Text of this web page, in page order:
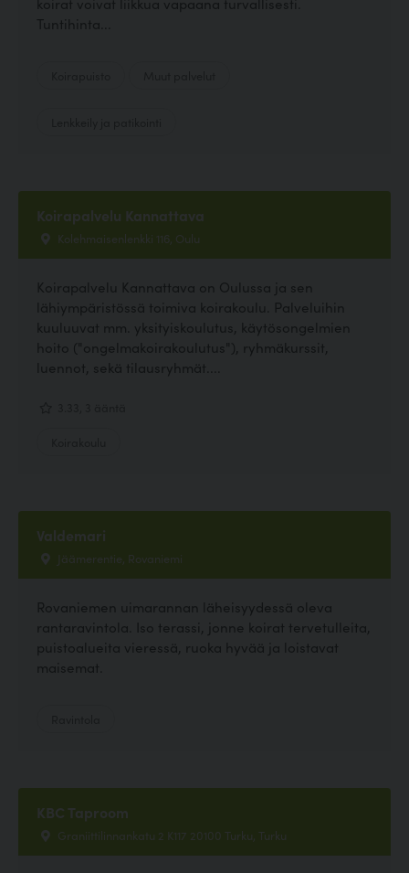
Tuntihinta...
Koirapalvelu Kannattava
Kolehmaisenlenkki 116, Oulu
Koirapalvelu Kannattava on Oulussa ja sen
lähiympäristössä toimiva koirakoulu. Palveluihin
kuuluuvat mm. yksityiskoulutus, käytösongelmien
hoito ("ongelmakoirakoulutus"), ryhmäkurssit,
luennot, sekä tilausryhmät....
Valdemari
Jäämerentie, Rovaniemi
Rovaniemen uimarannan läheisyydessä oleva
rantaravintola. Iso terassi, jonne koirat tervetulleita,
puistoalueita vieressä, ruoka hyvää ja loistavat
maisemat.
KBC Taproom
Graniittilinnankatu 2 K117 20100 Turku, Turku